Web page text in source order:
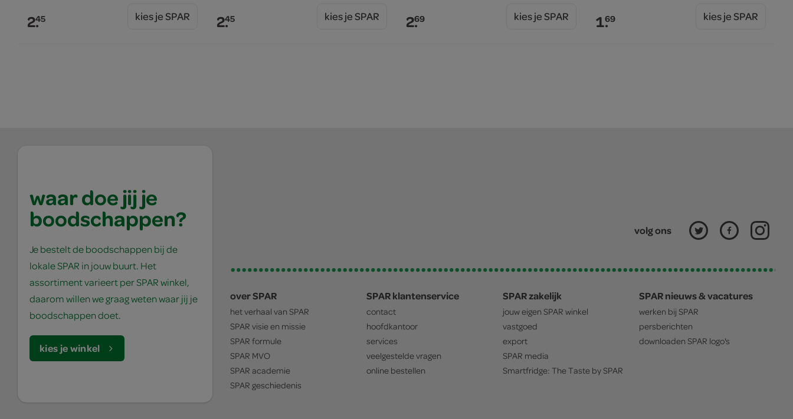
2.45 kies je SPAR 2.45 kies je SPAR 2.69 kies je SPAR 1.69 kies je SPAR
waar doe jij je
boodschappen?
Je bestelt de boodschappen bij de
lokale SPAR in jouw buurt. Het
assortiment varieert per SPAR winkel,
daarom willen we graag weten waar jij je
boodschappen doet.
kies je winkel
volg ons
over SPAR
het verhaal van SPAR
SPAR visie en missie
SPAR formule
SPAR MVO
SPAR academie
SPAR geschiedenis
SPAR klantenservice
contact
hoofdkantoor
services
veelgestelde vragen
online bestellen
SPAR zakelijk
jouw eigen SPAR winkel
vastgoed
export
SPAR media
Smartfridge: The Taste bySPAR
SPAR nieuws & vacatures
werken bij SPAR
persberichten
downloaden SPAR logo's